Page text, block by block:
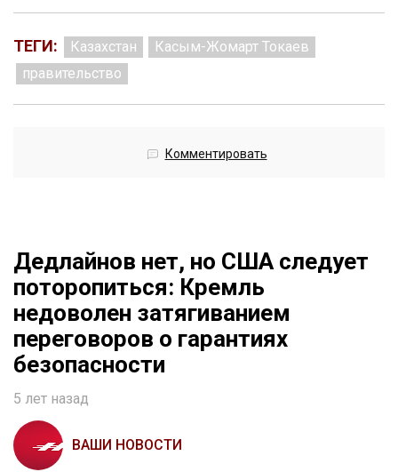
ТЕГИ: Казахстан
Касым-Жомарт Токаев
правительство
Комментировать
Дедлайнов нет, но США следует
поторопиться: Кремль
недоволен затягиванием
переговоров о гарантиях
безопасности
5 лет назад
ВАШИ НОВОСТИ